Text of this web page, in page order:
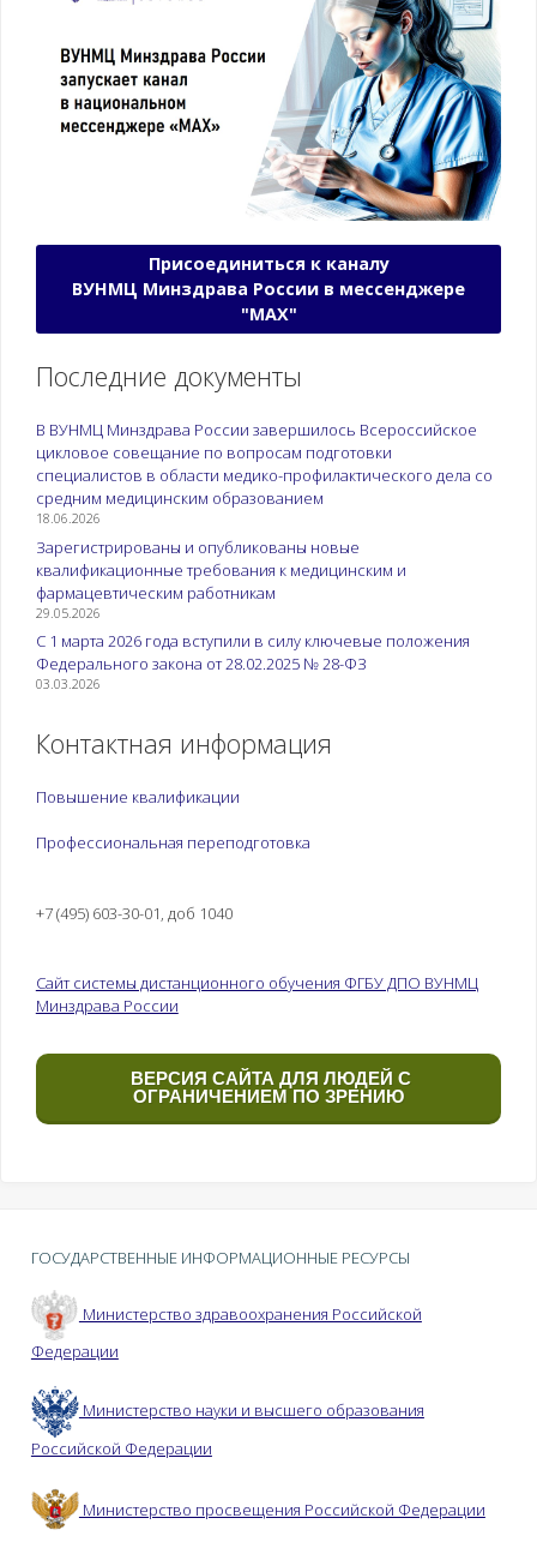
Присоединиться к каналу
ВУНМЦ Минздрава России в мессенджере
"МАХ"
Последние документы
В ВУНМЦ Минздрава России завершилось Всероссийское
цикловое совещание по вопросам подготовки
специалистов в области медико-профилактического дела со
средним медицинским образованием
18.06.2026
Зарегистрированы и опубликованы новые
квалификационные требования к медицинским и
фармацевтическим работникам
29.05.2026
С 1 марта 2026 года вступили в силу ключевые положения
Федерального закона от 28.02.2025 № 28-ФЗ
03.03.2026
Контактная информация
Повышение квалификации
Профессиональная переподготовка
+7 (495) 603-30-01, доб 1040
Сайт системы дистанционного обучения ФГБУ ДПО ВУНМЦ
Минздрава России
ВЕРСИЯ САЙТА ДЛЯ ЛЮДЕЙ С
ОГРАНИЧЕНИЕМ ПО ЗРЕНИЮ
ГОСУДАРСТВЕННЫЕ ИНФОРМАЦИОННЫЕ РЕСУРСЫ
Министерство здравоохранения Российской
Федерации
Министерство науки и высшего образования
Российской Федерации
Министерство просвещения Российской Федерации